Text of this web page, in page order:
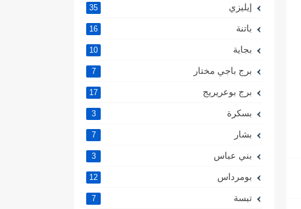
إيليزي 35
باتنة 16
بجاية 10
برج باجي مختار 7
برج بوعريريج 17
بسكرة 3
بشار 7
بني عباس 3
بومرداس 12
تبسة 7